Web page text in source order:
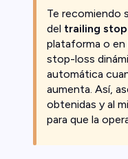
Te recomiendo
del trailing
plataforma o en
stop-loss
automática
aumenta. Así,
obtenidas y al
para que la